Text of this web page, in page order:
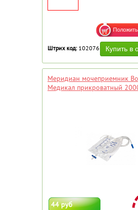
Штрих код: 102076
Меридиан мочеприемник
Медикал прикроватный
44 руб